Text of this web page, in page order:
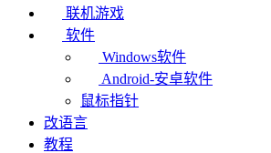
联机游戏
软件
Windows软件
Android-安卓软件
鼠标指针
改语言
教程